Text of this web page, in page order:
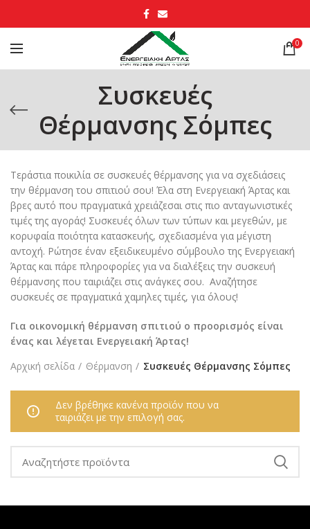
0
Συσκευές
Θέρμανσης Σόμπες
Τεράστια ποικιλία σε συσκευές θέρμανσης για να σχεδιάσεις
την θέρμανση του σπιτιού σου! Έλα στη Ενεργειακή Άρτας και
βρες αυτό που πραγματικά χρειάζεσαι στις πιο ανταγωνιστικές
τιμές της αγοράς! Συσκευές όλων των τύπων και μεγεθών, με
κορυφαία ποιότητα κατασκευής, σχεδιασμένα για μέγιστη
αντοχή. Ρώτησε έναν εξειδικευμένο σύμβουλο της Ενεργειακή
Άρτας και πάρε πληροφορίες για να διαλέξεις την συσκευή
θέρμανσης που ταιριάζει στις ανάγκες σου. Αναζήτησε
συσκευές σε πραγματικά χαμηλες τιμές, για όλους!
Για οικονομική θέρμανση σπιτιού ο προορισμός είναι
ένας και λέγεται Ενεργειακή Άρτας!
Αρχική σελίδα
Θέρμανση Συσκευές Θέρμανσης Σόμπες
Δεν βρέθηκε κανένα προϊόν που να
ταιριάζει με την επιλογή σας.